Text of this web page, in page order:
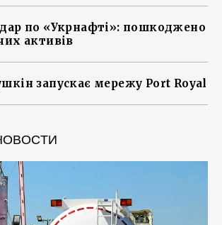
по «Укрнафті»: пошкоджено
активів
запускає мережу Port Royal